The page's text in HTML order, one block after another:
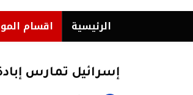
الرئیسية اقسام
إسرائيل تمارس